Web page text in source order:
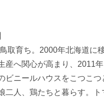
取育ち。2000年北海道に
産へ関心が高まり、2011
ビニールハウスをこつこ
二人、鶏たちと暮らす。ト